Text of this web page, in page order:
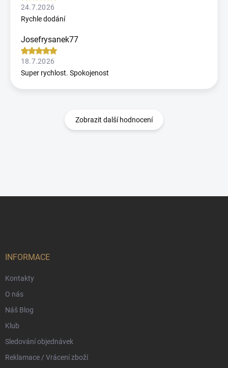
24.7.2026
Rychle dodání
Josefrysanek77
18.7.2026
Super rychlost. Spokojenost
Zobrazit další hodnocení
INFORMACE
Kontakty
O nás
Náš Blog
Klub
Sledování objednávek
Reklamace / Vrácení zboží